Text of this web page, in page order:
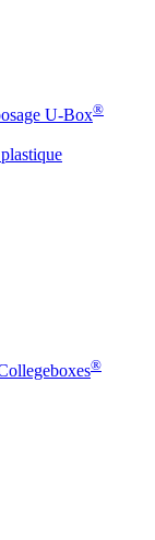
U-Box®
®